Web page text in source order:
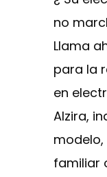
no
Llama
para la
en
Alzira,
familiar